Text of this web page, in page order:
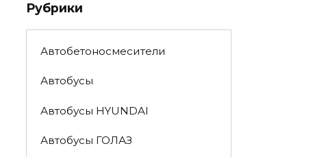
Рубрики
Автобетоносмесители
Автобусы
Автобусы HYUNDAI
Автобусы ГОЛАЗ